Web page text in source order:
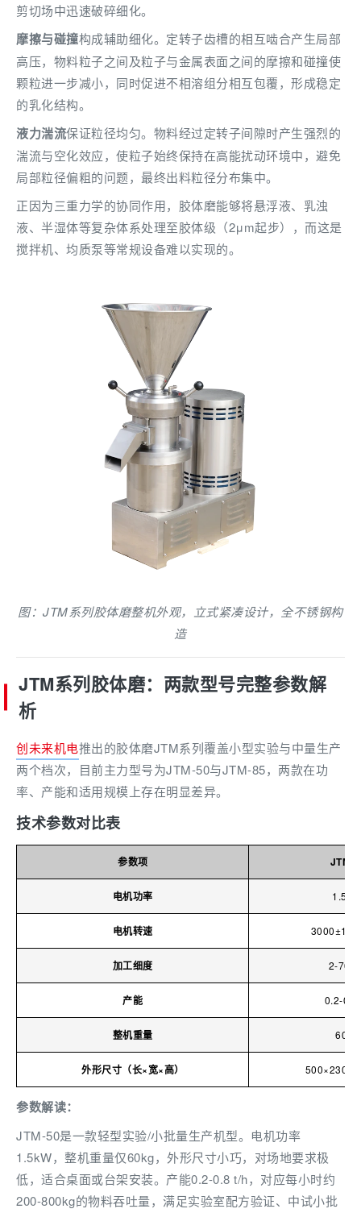
剪切场中迅速破碎细化。
摩擦与碰撞构成辅助细化。定转子齿槽的相互啮合产生局部
高压，物料粒子之间及粒子与金属表面之间的摩擦和碰撞使
颗粒进一步减小，同时促进不相溶组分相互包覆，形成稳定
的乳化结构。
液力湍流保证粒径均匀。物料经过定转子间隙时产生强烈的
湍流与空化效应，使粒子始终保持在高能扰动环境中，避免
局部粒径偏粗的问题，最终出料粒径分布集中。
正因为三重力学的协同作用，胶体磨能够将悬浮液、乳浊
液、半湿体等复杂体系处理至胶体级（2μm起步），而这是
搅拌机、均质泵等常规设备难以实现的。
图：JTM系列胶体磨整机外观，立式紧凑设计，全不锈钢构
造
JTM系列胶体磨：两款型号完整参数解
析
创未来机电推出的胶体磨JTM系列覆盖小型实验与中量生产
两个档次，目前主力型号为JTM-50与JTM-85，两款在功
率、产能和适用规模上存在明显差异。
技术参数对比表
参数项 JTM-
电机功率 1.5
电机转速
加工细度 2-70
产能 0.2-0.8
整机重量 60 kg
外形尺寸（长×宽×高）
参数解读：
JTM-50是一款轻型实验/小批量生产机型。电机功率
1.5kW，整机重量仅60kg，外形尺寸小巧，对场地要求极
低，适合桌面或台架安装。产能0.2-0.8 t/h，对应每小时约
200-800kg的物料吞吐量，满足实验室配方验证、中试小批